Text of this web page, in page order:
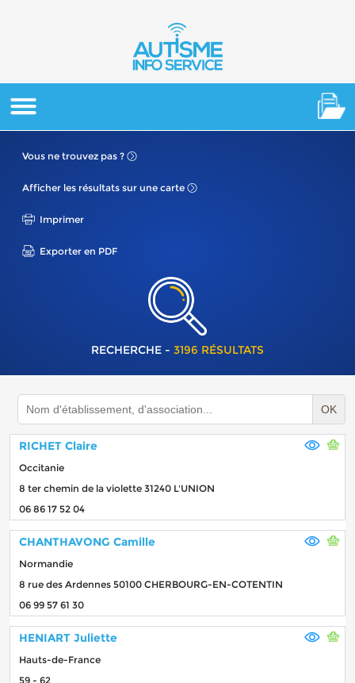
Vous ne trouvez pas ?
Afficher les résultats sur une carte
Imprimer
Exporter en PDF
RECHERCHE - 3196 RÉSULTATS
OK
RICHET Claire
Occitanie
8 ter chemin de la violette 31240 L'UNION
06 86 17 52 04
CHANTHAVONG Camille
Normandie
8 rue des Ardennes 50100 CHERBOURG-EN-COTENTIN
06 99 57 61 30
HENIART Juliette
Hauts-de-France
59 - 62